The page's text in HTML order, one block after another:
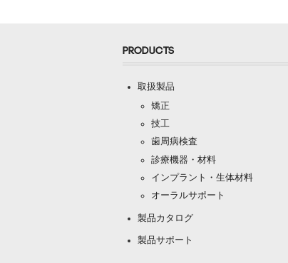
PRODUCTS
取扱製品
矯正
技工
歯周病検査
診療機器・材料
インプラント・生体材料
オーラルサポート
製品カタログ
製品サポート